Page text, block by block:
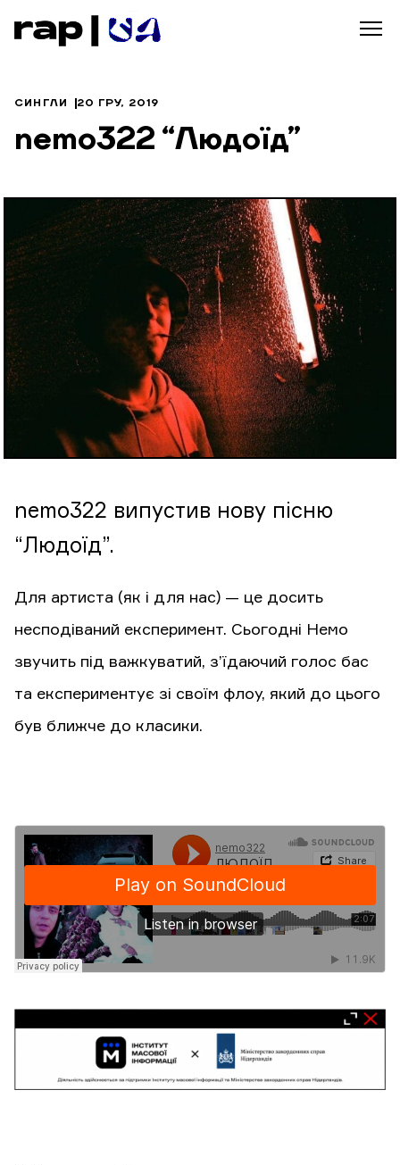
СИНГЛИ 20 ГРУ, 2019
nemo322 “Людоїд”
nemo322 випустив нову пісню
“Людоїд”.
Для артиста (як і для нас) — це досить
несподіваний експеримент. Сьогодні Немо
звучить під важкуватий, з’їдаючий голос бас
та експериментує зі своїм флоу, який до цього
був ближче до класики.